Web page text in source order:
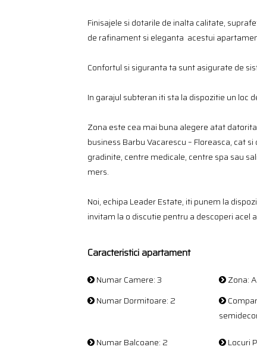
Finisajele si dotarile de inalta calitate,
de rafinament si eleganta acestui
Confortul si siguranta ta sunt asigurate de
In garajul subteran iti sta la dispozitie un loc
Zona este cea mai buna alegere atat
business Barbu Vacarescu – Floreasca, cat
gradinite, centre medicale, centre spa sau
mers.
Noi, echipa Leader Estate, iti punem la
invitam la o discutie pentru a descoperi acel
Caracteristici apartament
Numar Camere: 3 Zona:
Numar Dormitoare: 2
Numar Balcoane: 2
Locuri